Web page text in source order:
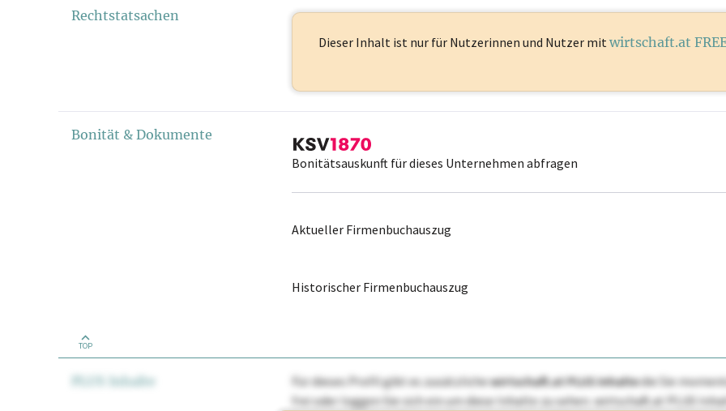
Rechtstatsachen
Dieser Inhalt ist nur für Nutzerinnen und Nutzer mitwirtschaft.at
Bonität & Dokumente
Bonitätsauskunft für dieses Unternehmen abfragen
Aktueller Firmenbuchauszug
Historischer Firmenbuchauszug
TOP
PLUS Inhalte Für dieses Profil gibt es zusätzlichewirtschaft.at PLUS Inhaltedie Sie
frei oder loggen Sie sich ein um diese Inhalte zu sehen. wirtschaft.at PLUS